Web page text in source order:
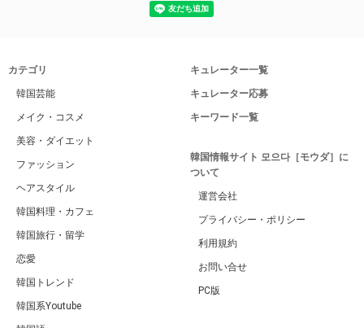
カテゴリ
韓国芸能
メイク・コスメ
美容・ダイエット
ファッション
ヘアスタイル
韓国料理・カフェ
韓国旅行・留学
恋愛
韓国トレンド
韓国系Youtube
キュレーター一覧
キュレーター応募
キーワード一覧
韓国情報サイト 모으다［モウダ］に
ついて
運営会社
プライバシー・ポリシー
利用規約
お問い合せ
PC版